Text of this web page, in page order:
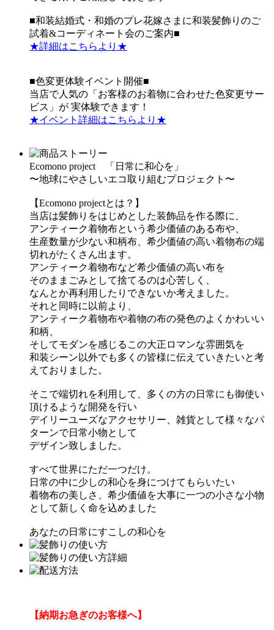
■和装結婚式・和婚のプレ花嫁さまに和装髪飾りのご
試着&コーディネート会のご案内■
★詳細はこちらより★
■色変更体験イベント開催■
当店で人気の「お客様のお着物に合わせた色変更サー
ビス」が 実体験できます！
★イベント詳細はこちらより★
Ecomono project 「日常に和心を」
〜地球にやさしいエコ取り組むプロジェクト〜
【Ecomono projectとは？】
当店は髪飾りをはじめとした装飾品を作る際に、
アンティーク着物布という希少価値のある布や、
生産数量が少ない和柄布、希少価値の高い着物布の端
切れがたくさん出ます。
アンティーク着物布など希少価値の高い布を
そのままごみとして捨てるのは心苦しく、
なんとか再利用したりできないか考えました。
それと同時に以前より、
アンティーク着物布や着物の布の発色のよくかわいい
和柄、
そしてモダンを感じるこの大正ロマンな雰囲気を
和装シーン以外でも多くの皆様に伝えていきたいと考
えておりました。
そこで端切れを利用して、多くの方の日常にも御使い
頂けるような開発を行い
デイリーユーズなアクセサリー、雑貨として様々なパ
ターンで日常小物として
デザイン致しました。
すべて世界にただ一つだけ。
日常の中に少しの和心を身につけてもらいたい
着物布の美しさ、希少価値を大事に一つの小さな小物
として新しく命を込めました
あなたの日常にすこしの和心を
【納期お急ぎのお客様へ】